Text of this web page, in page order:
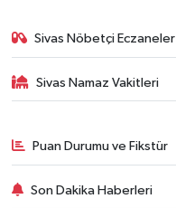
Sivas Nöbetçi Eczaneler
Sivas Namaz Vakitleri
Puan Durumu ve Fikstür
Son Dakika Haberleri